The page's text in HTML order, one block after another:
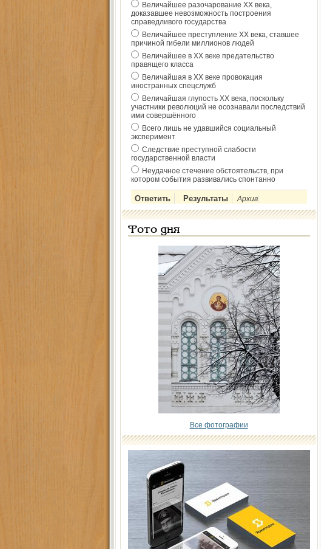
Величайшее разочарование ХХ века,
доказавшее невозможность построения
справедливого государства
Величайшее преступление ХХ века, ставшее
причиной гибели миллионов людей
Величайшее в ХХ веке предательство
правящего класса
Величайшая в ХХ веке провокация
иностранных спецслужб
Величайшая глупость ХХ века, поскольку
участники революций не осознавали последствий
ими совершённого
Всего лишь не удавшийся социальный
эксперимент
Следствие преступной слабости
государственной власти
Неудачное стечение обстоятельств, при
котором события развивались спонтанно
Архив
Фото дня
Все фотографии